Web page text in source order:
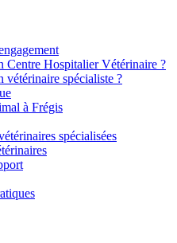
Centre Hospitalier Vétérinaire ?
vétérinaire spécialiste ?
à Frégis
spécialisées